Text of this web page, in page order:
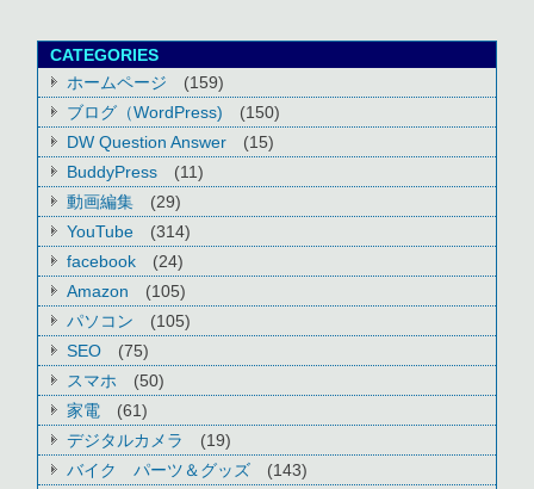
CATEGORIES
ホームページ
(159)
ブログ（WordPress)
(150)
DW Question Answer
(15)
BuddyPress
(11)
動画編集
(29)
YouTube
(314)
facebook
(24)
Amazon
(105)
パソコン
(105)
SEO
(75)
スマホ
(50)
家電
(61)
デジタルカメラ
(19)
バイク パーツ＆グッズ
(143)